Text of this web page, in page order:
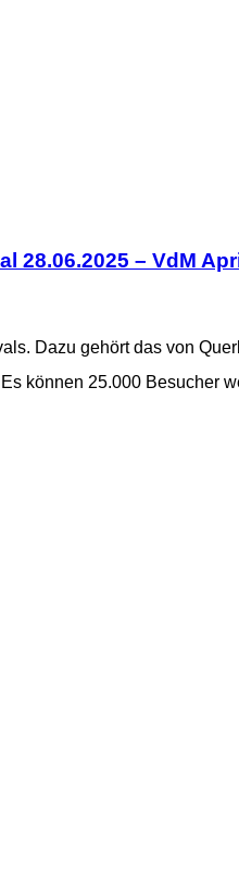
28.06.2025 – VdM
Dazu gehört das von
können 25.000 Besucher